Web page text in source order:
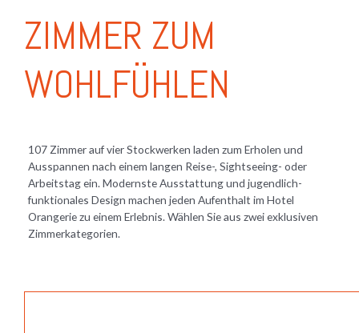
ZIMMER ZUM
WOHLFÜHLEN
107 Zimmer auf vier Stockwerken laden zum Erholen und
Ausspannen nach einem langen Reise-, Sightseeing- oder
Arbeitstag ein. Modernste Ausstattung und jugendlich-
funktionales Design machen jeden Aufenthalt im Hotel
Orangerie zu einem Erlebnis. Wählen Sie aus zwei exklusiven
Zimmerkategorien.